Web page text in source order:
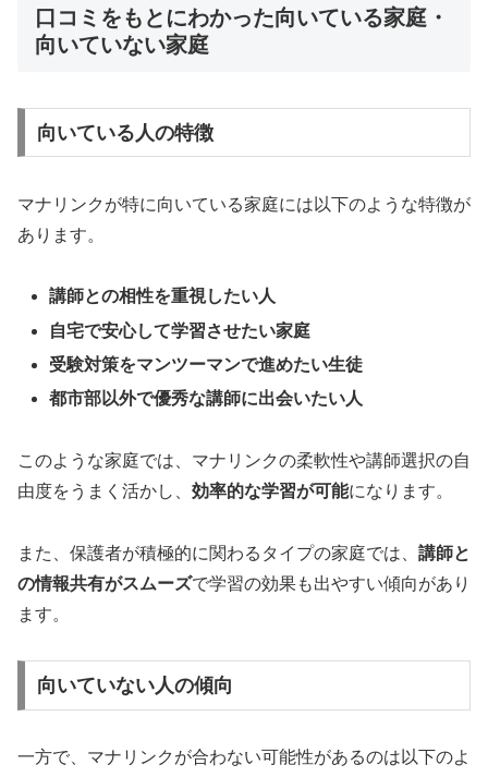
口コミをもとにわかった向いている家庭・
向いていない家庭
向いている人の特徴
マナリンクが特に向いている家庭には以下のような特徴が
あります。
講師との相性を重視したい人
自宅で安心して学習させたい家庭
受験対策をマンツーマンで進めたい生徒
都市部以外で優秀な講師に出会いたい人
このような家庭では、マナリンクの柔軟性や講師選択の自
由度をうまく活かし、 効率的な学習が可能になります。
また、保護者が積極的に関わるタイプの家庭では、 講師と
の情報共有がスムーズで学習の効果も出やすい傾向があり
ます。
向いていない人の傾向
一方で、マナリンクが合わない可能性があるのは以下のよ